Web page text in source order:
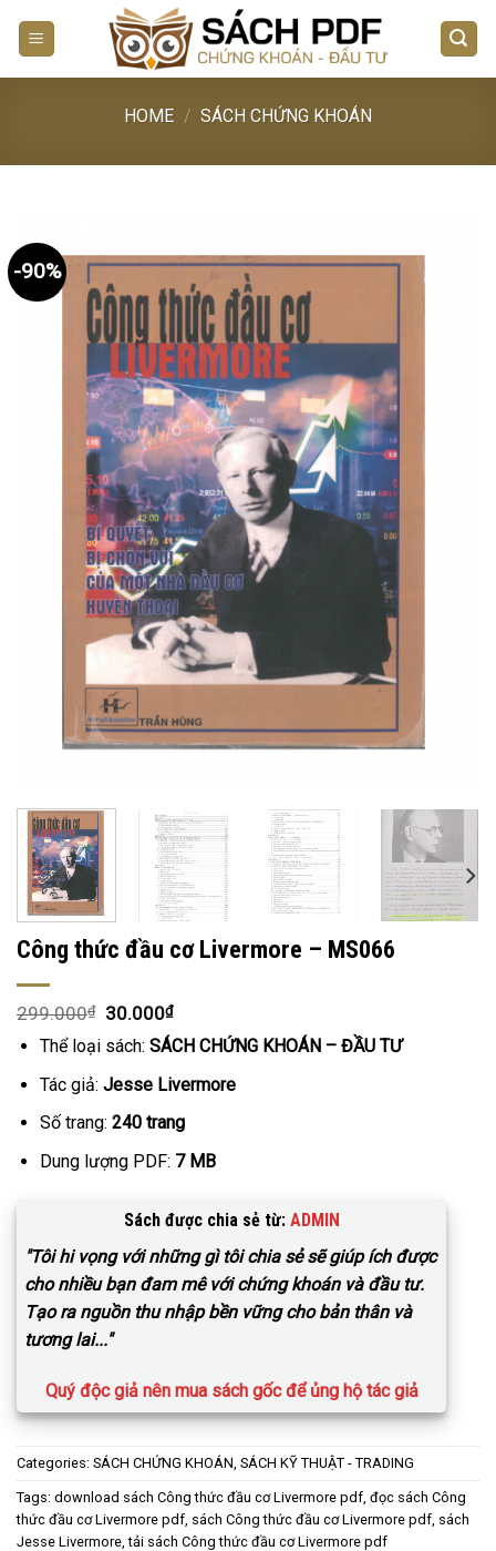
HOME / SÁCH CHỨNG KHOÁN
-90%
Công thức đầu cơ Livermore – MS066
299.000₫ 30.000₫
Thể loại sách: SÁCH CHỨNG KHOÁN – ĐẦU TƯ
Tác giả: Jesse Livermore
Số trang: 240 trang
Dung lượng PDF: 7 MB
Sách được chia sẻ từ: ADMIN
"Tôi hi vọng với những gì tôi chia sẻ sẽ giúp ích được
cho nhiều bạn đam mê với chứng khoán và đầu tư.
Tạo ra nguồn thu nhập bền vững cho bản thân và
tương lai..."
Quý độc giả nên mua sách gốc để ủng hộ tác giả
Categories: SÁCH CHỨNG KHOÁN SÁCH KỸ THUẬT - TRADING
Tags: download sách Công thức đầu cơ Livermore pdf đọc sách Công
thức đầu cơ Livermore pdf sách Công thức đầu cơ Livermore pdf sách
Jesse Livermore ,tải sách Công thức đầu cơ Livermore pdf